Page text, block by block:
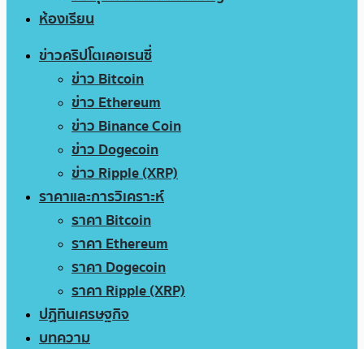
ห้องเรียน
ข่าวคริปโตเคอเรนซี่
ข่าว Bitcoin
ข่าว Ethereum
ข่าว Binance Coin
ข่าว Dogecoin
ข่าว Ripple (XRP)
ราคาและการวิเคราะห์
ราคา Bitcoin
ราคา Ethereum
ราคา Dogecoin
ราคา Ripple (XRP)
ปฏิทินเศรษฐกิจ
บทความ